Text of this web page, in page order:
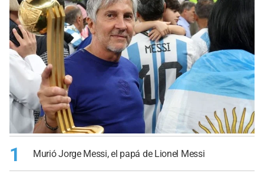
1 Murió Jorge Messi, el papá de Lionel Messi